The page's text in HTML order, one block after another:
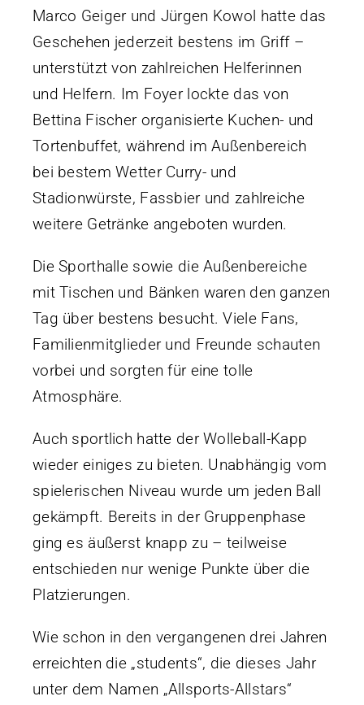
Marco Geiger und Jürgen Kowol hatte das
Geschehen jederzeit bestens im Griff –
unterstützt von zahlreichen Helferinnen
und Helfern. Im Foyer lockte das von
Bettina Fischer organisierte Kuchen- und
Tortenbuffet, während im Außenbereich
bei bestem Wetter Curry- und
Stadionwürste, Fassbier und zahlreiche
weitere Getränke angeboten wurden.
Die Sporthalle sowie die Außenbereiche
mit Tischen und Bänken waren den ganzen
Tag über bestens besucht. Viele Fans,
Familienmitglieder und Freunde schauten
vorbei und sorgten für eine tolle
Atmosphäre.
Auch sportlich hatte der Wolleball-Kapp
wieder einiges zu bieten. Unabhängig vom
spielerischen Niveau wurde um jeden Ball
gekämpft. Bereits in der Gruppenphase
ging es äußerst knapp zu – teilweise
entschieden nur wenige Punkte über die
Platzierungen.
Wie schon in den vergangenen drei Jahren
erreichten die „students“, die dieses Jahr
unter dem Namen „Allsports-Allstars“